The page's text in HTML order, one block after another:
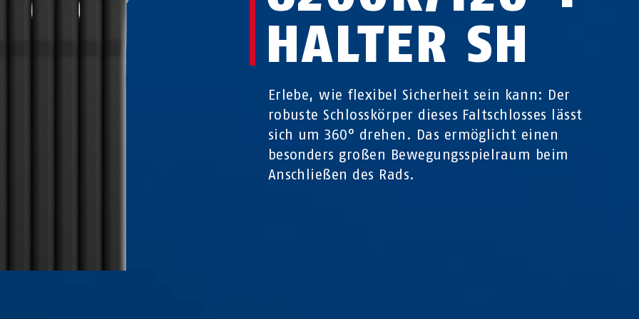
HALTER SH
Erlebe, wie flexibel Sicherheit sein kann: Der
robuste Schlosskörper dieses Faltschlosses lässt
sich um 360° drehen. Das ermöglicht einen
besonders großen Bewegungsspielraum beim
Anschließen des Rads.